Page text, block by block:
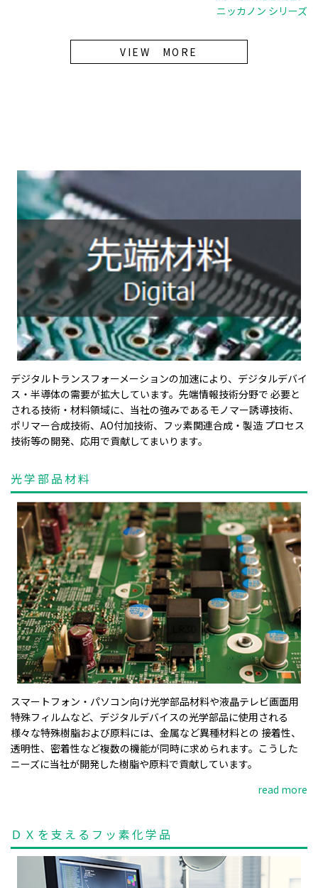
ニッカノン シリーズ
VIEW MORE
デジタルトランスフォーメーションの加速により、デジタルデバイ
ス・半導体の需要が拡大しています。先端情報技術分野で 必要と
される技術・材料領域に、当社の強みであるモノマー誘導技術、
ポリマー合成技術、AO付加技術、フッ素関連合成・製造 プロセス
技術等の開発、応用で貢献してまいります。
光学部品材料
スマートフォン・パソコン向け光学部品材料や液晶テレビ画面用
特殊フィルムなど、デジタルデバイスの光学部品に使用される
様々な特殊樹脂および原料には、金属など異種材料との 接着性、
透明性、密着性など複数の機能が同時に求められます。こうした
ニーズに当社が開発した樹脂や原料で貢献しています。
read more
ＤＸを支えるフッ素化学品